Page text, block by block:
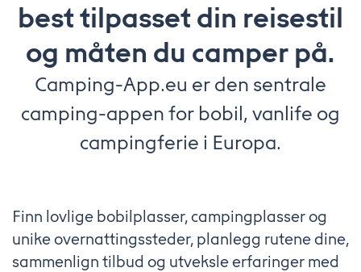
best tilpasset din reisestil
og måten du camper på.
Camping-App.eu er den sentrale
camping-appen for bobil, vanlife og
campingferie i Europa.
Finn lovlige bobilplasser, campingplasser og
unike overnattingssteder, planlegg rutene dine,
sammenlign tilbud og utveksle erfaringer med